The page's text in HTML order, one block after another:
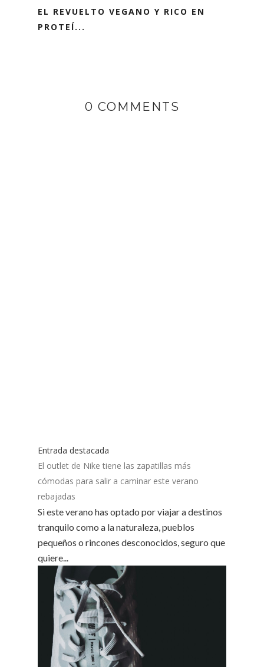
EL REVUELTO VEGANO Y RICO EN
PROTEÍ...
0 COMMENTS
Entrada destacada
El outlet de Nike tiene las zapatillas más
cómodas para salir a caminar este verano
rebajadas
Si este verano has optado por viajar a destinos
tranquilo como a la naturaleza, pueblos
pequeños o rincones desconocidos, seguro que
quiere...